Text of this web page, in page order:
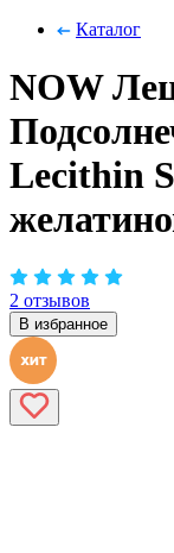
Каталог
NOW
Lecithin
2 отзывов
В избранное